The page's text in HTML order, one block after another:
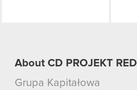
About CD PROJEKT RED
Grupa Kapitałowa